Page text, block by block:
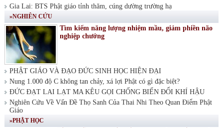
Gia Lai: BTS Phật giáo tỉnh thăm, cúng dường trường hạ
»NGHIÊN CỨU
Tìm kiếm năng lượng nhiệm mầu, giảm phiền não
nghiệp chướng
PHẬT GIÁO VÀ ĐẠO ĐỨC SINH HỌC HIỆN ĐẠI
Nung 1.000 độ C không tan chảy, xá lợi Phật có gì đặc biệt?
ĐỨC ĐẠT LAI LẠT MA KÊU GỌI CHỐNG BIẾN ĐỔI KHÍ HẬU
Nghiên Cứu Về Vấn Đề Thọ Sanh Của Thai Nhi Theo Quan Điểm Phật
Giáo
»PHẬT HỌC